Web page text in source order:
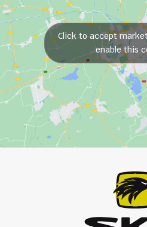
Click to accept
enable this